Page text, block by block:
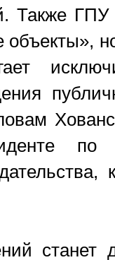
Также
объекты»,
по
станет